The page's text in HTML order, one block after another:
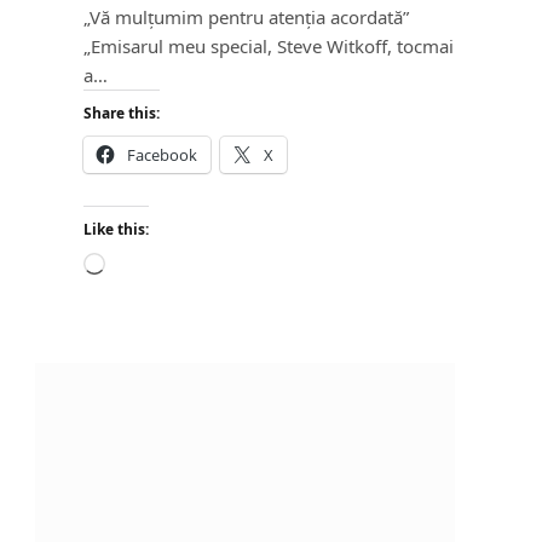
„Vă mulțumim pentru atenția acordată”
„Emisarul meu special, Steve Witkoff, tocmai
a…
Share this:
Facebook X
Like this:
L